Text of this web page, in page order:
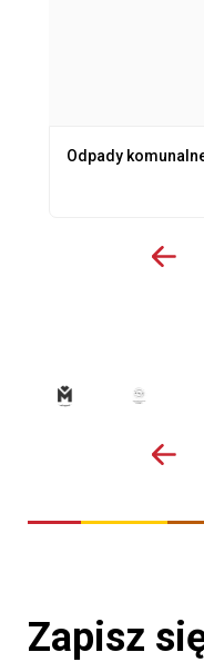
Odpady
Zapisz